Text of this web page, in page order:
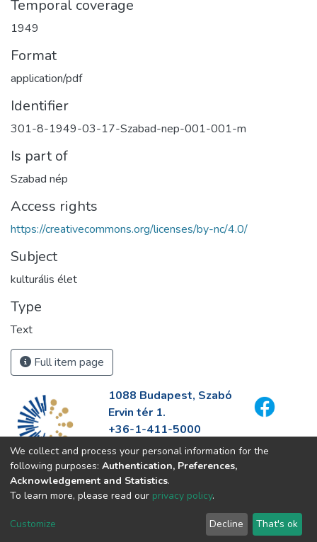
Temporal coverage
1949
Format
application/pdf
Identifier
301-8-1949-03-17-Szabad-nep-001-001-m
Is part of
Szabad nép
Access rights
https://creativecommons.org/licenses/by-nc/4.0/
Subject
kulturális élet
Type
Text
Full item page
1088 Budapest, Szabó
Ervin tér 1.
+36-1-411-5000
info@fszek.hu
https://fszek.hu
We collect and process your personal information for the
following purposes: Authentication, Preferences,
Acknowledgement and Statistics.
To learn more, please read our privacy policy.
Customize Decline That's ok